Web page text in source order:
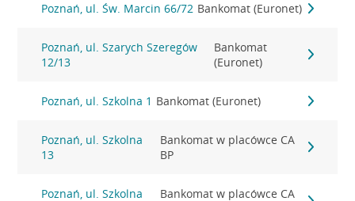
Poznań, ul. Św. Marcin 66/72 Bankomat (Euronet)
Poznań, ul. Szarych Szeregów
12/13
Bankomat
(Euronet)
Poznań, ul. Szkolna 1 Bankomat (Euronet)
Poznań, ul. Szkolna
13
Bankomat w placówce CA
BP
Poznań, ul. Szkolna
Bankomat w placówce CA